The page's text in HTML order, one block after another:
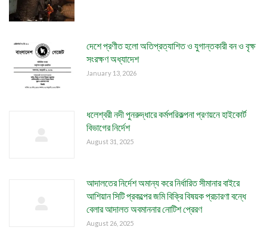
দেশে প্রণীত হলো অতিপ্রত্যাশিত ও যুগান্তকারী বন ও বৃক্ষ
সংরক্ষণ অধ্যাদেশ
January 13, 2026
ধলেশ্বরী নদী পুনরুদ্ধারে কর্মপরিকল্পনা প্রণয়নে হাইকোর্ট
বিভাগের নির্দেশ
August 31, 2025
আদালতের নির্দেশ অমান্য করে নির্ধারিত সীমানার বাইরে
আশিয়ান সিটি প্রকল্পের জমি বিক্রি বিষয়ক প্রচারণা বন্ধে
বেলার আদালত অবমাননার নোটিশ প্রেরণ
August 26, 2025